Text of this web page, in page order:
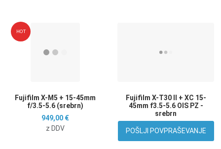
HOT
Fujifilm X-M5 + 15-45mm
f/3.5-5.6 (srebrn)
949,00 €
z DDV
Fujifilm X-T30 II + XC 15-
45mm f3.5-5.6 OIS PZ -
srebrn
POŠLJI POVPRAŠEVANJE